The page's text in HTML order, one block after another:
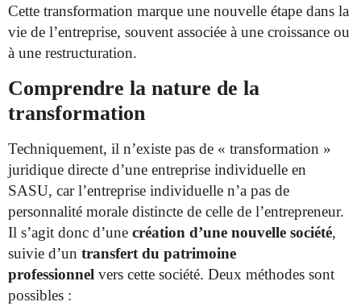
Cette transformation marque une nouvelle étape dans la
vie de l’entreprise, souvent associée à une croissance ou
à une restructuration.
Comprendre la nature de la
transformation
Techniquement, il n’existe pas de « transformation »
juridique directe d’une entreprise individuelle en
SASU, car l’entreprise individuelle n’a pas de
personnalité morale distincte de celle de l’entrepreneur.
Il s’agit donc d’une création d’une nouvelle société,
suivie d’un transfert du patrimoine
professionnel vers cette société. Deux méthodes sont
possibles :